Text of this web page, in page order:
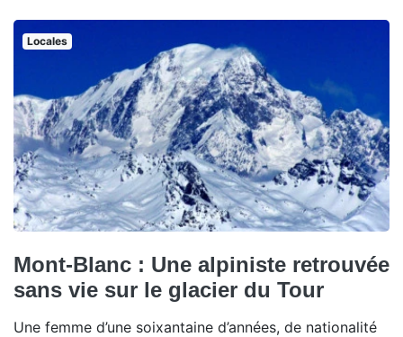
Locales
Mont-Blanc : Une alpiniste retrouvée
sans vie sur le glacier du Tour
Une femme d’une soixantaine d’années, de nationalité